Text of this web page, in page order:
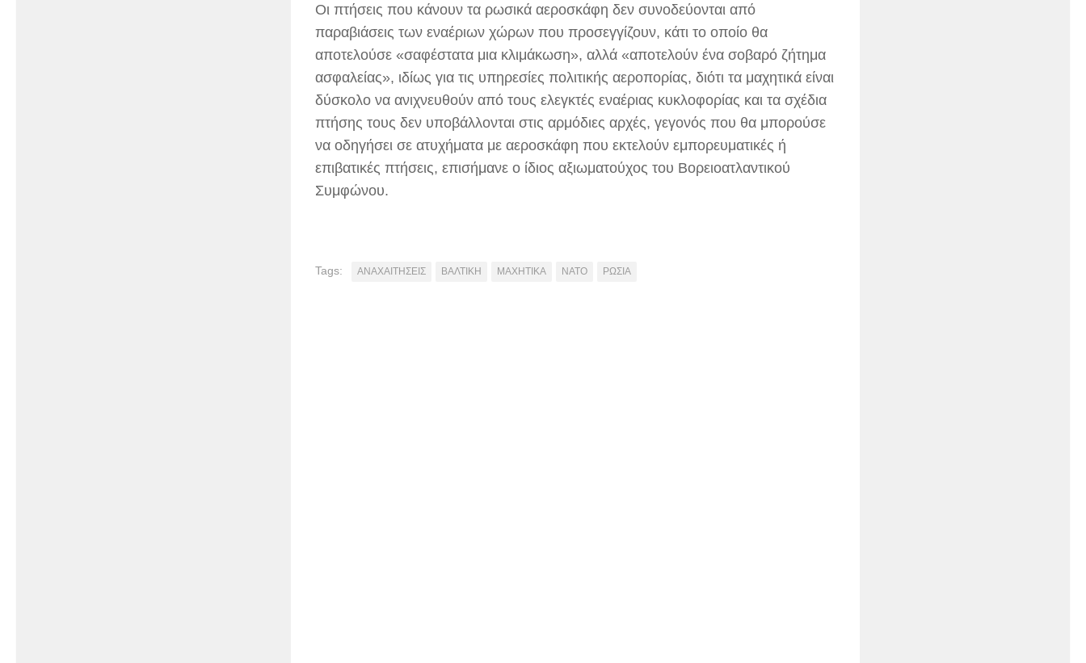
Οι πτήσεις που κάνουν τα ρωσικά αεροσκάφη δεν συνοδεύονται από
παραβιάσεις των εναέριων χώρων που προσεγγίζουν, κάτι το οποίο θα
αποτελούσε «σαφέστατα μια κλιμάκωση», αλλά «αποτελούν ένα σοβαρό ζήτημα
ασφαλείας», ιδίως για τις υπηρεσίες πολιτικής αεροπορίας, διότι τα μαχητικά είναι
δύσκολο να ανιχνευθούν από τους ελεγκτές εναέριας κυκλοφορίας και τα σχέδια
πτήσης τους δεν υποβάλλονται στις αρμόδιες αρχές, γεγονός που θα μπορούσε
να οδηγήσει σε ατυχήματα με αεροσκάφη που εκτελούν εμπορευματικές ή
επιβατικές πτήσεις, επισήμανε ο ίδιος αξιωματούχος του Βορειοατλαντικού
Συμφώνου.
Tags: ΑΝΑΧΑΙΤΗΣΕΙΣ ΒΑΛΤΙΚΗ ΜΑΧΗΤΙΚΑ ΝΑΤΟ ΡΩΣΙΑ